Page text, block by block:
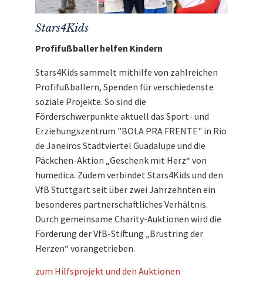
Stars4Kids
Profifußballer helfen Kindern
Stars4Kids sammelt mithilfe von zahlreichen
Profifußballern, Spenden für verschiedenste
soziale Projekte. So sind die
Förderschwerpunkte aktuell das Sport- und
Erziehungszentrum "BOLA PRA FRENTE" in Rio
de Janeiros Stadtviertel Guadalupe und die
Päckchen-Aktion „Geschenk mit Herz“ von
humedica. Zudem verbindet Stars4Kids und den
VfB Stuttgart seit über zwei Jahrzehnten ein
besonderes partnerschaftliches Verhältnis.
Durch gemeinsame Charity-Auktionen wird die
Förderung der VfB-Stiftung „Brustring der
Herzen“ vorangetrieben.
zum Hilfsprojekt und den Auktionen